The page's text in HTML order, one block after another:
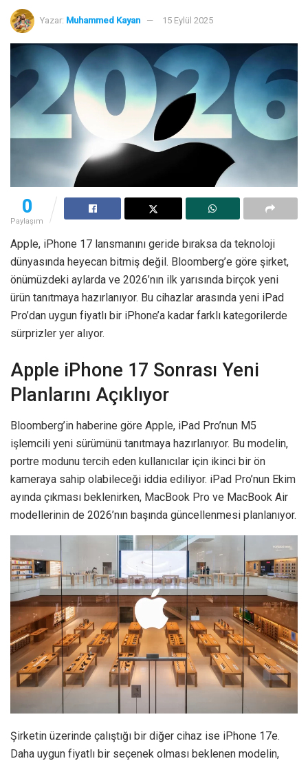
Yazar: Muhammed Kayan 15 Eylül 2025
0
Paylaşım
Apple, iPhone 17 lansmanını geride bıraksa da teknoloji
dünyasında heyecan bitmiş değil. Bloomberg’e göre şirket,
önümüzdeki aylarda ve 2026’nın ilk yarısında birçok yeni
ürün tanıtmaya hazırlanıyor. Bu cihazlar arasında yeni iPad
Pro’dan uygun fiyatlı bir iPhone’a kadar farklı kategorilerde
sürprizler yer alıyor.
Apple iPhone 17 Sonrası Yeni
Planlarını Açıklıyor
Bloomberg’in haberine göre Apple, iPad Pro’nun M5
işlemcili yeni sürümünü tanıtmaya hazırlanıyor. Bu modelin,
portre modunu tercih eden kullanıcılar için ikinci bir ön
kameraya sahip olabileceği iddia ediliyor. iPad Pro’nun Ekim
ayında çıkması beklenirken, MacBook Pro ve MacBook Air
modellerinin de 2026’nın başında güncellenmesi planlanıyor.
Şirketin üzerinde çalıştığı bir diğer cihaz ise iPhone 17e.
Daha uygun fiyatlı bir seçenek olması beklenen modelin,